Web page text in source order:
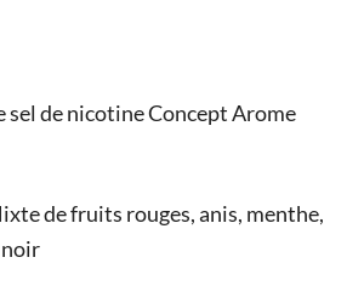
sel de nicotine Concept Arome
de fruits rouges, anis, menthe,